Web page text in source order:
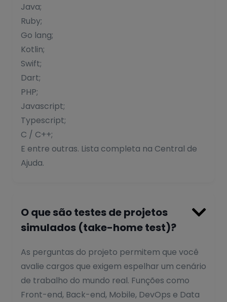
Java;
Ruby;
Go lang;
Kotlin;
Swift;
Dart;
PHP;
Javascript;
Typescript;
C / C++;
E entre outras. Lista completa na Central de
Ajuda.
O que são testes de projetos
simulados (take-home test)?

As perguntas do projeto permitem que você
avalie cargos que exigem espelhar um cenário
de trabalho do mundo real. Funções como
Front-end, Back-end, Mobile, DevOps e Data